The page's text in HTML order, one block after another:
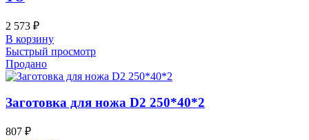
2 573 ₽
В корзину
Быстрый просмотр
Продано
Заготовка для ножа D2 250*40*2
807 ₽